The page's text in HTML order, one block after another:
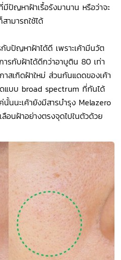
ปัญหาฝ้าเรื้อรังมานาน หรือว่าจะ
ามารถใช้ได้
บปัญหาฝ้าได้ดี เพราะเค้ามีนวัต
รกับฝ้าได้ดีกว่าอาบูติน 80 เท่า
าสเกิดฝ้าใหม่ ส่วนกันแดดของเค้า
แบบ broad spectrum ที่กันได้
นนะเค้ายังมีสารบำรุง Melazero
อนฝ้าอย่างตรงจุดไปในตัวด้วย